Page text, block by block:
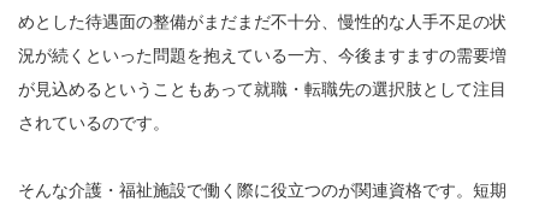
めとした待遇面の整備がまだまだ不十分、慢性的な人手不足の状
況が続くといった問題を抱えている一方、今後ますますの需要増
が見込めるということもあって就職・転職先の選択肢として注目
されているのです。
そんな介護・福祉施設で働く際に役立つのが関連資格です。短期